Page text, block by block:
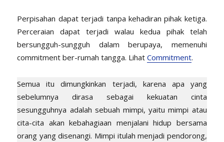
Perpisahan dapat terjadi tanpa kehadiran pihak ketiga.
Perceraian dapat terjadi walau kedua pihak telah
bersungguh-sungguh dalam berupaya, memenuhi
commitment ber-rumah tangga. LihatCommitment.
Semua itu dimungkinkan terjadi, karena apa yang
sebelumnya dirasa sebagai kekuatan cinta
sesungguhnya adalah sebuah mimpi, yaitu mimpi atau
cita-cita akan kebahagiaan menjalani hidup bersama
orang yang disenangi. Mimpi itulah menjadi pendorong,